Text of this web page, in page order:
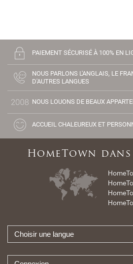
PAIEMENT SÉCURISÉ À 100% EN
NOUS PARLONS L'ANGLAIS, LE
D'AUTRES LANGUES
NOUS LOUONS DE BEAUX
ACCUEIL CHALEUREUX ET
HomeTown
Choisir une langue